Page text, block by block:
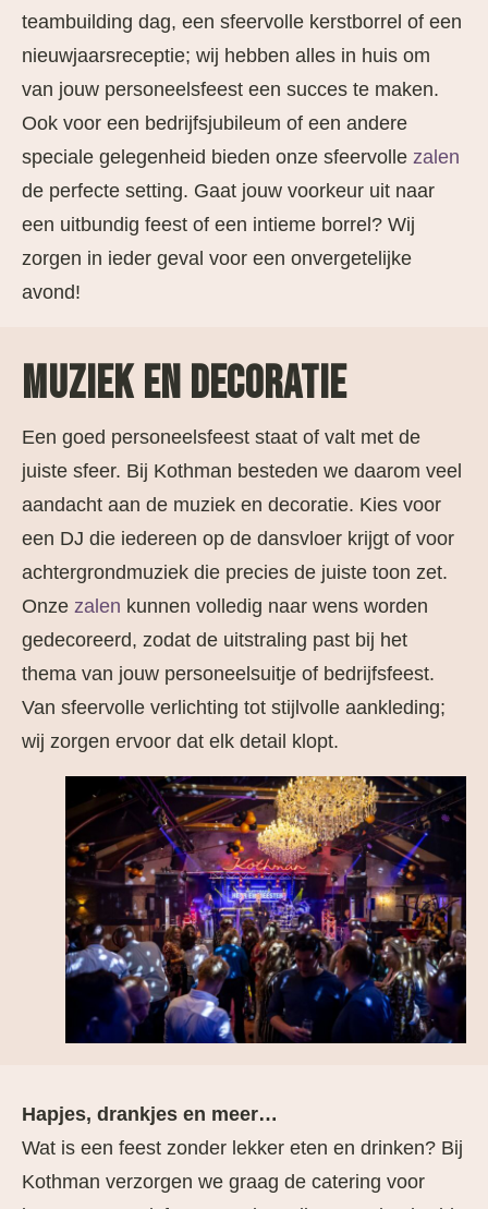
teambuilding dag, een sfeervolle kerstborrel of een
nieuwjaarsreceptie; wij hebben alles in huis om
van jouw personeelsfeest een succes te maken.
Ook voor een bedrijfsjubileum of een andere
speciale gelegenheid bieden onze sfeervolle zalen
de perfecte setting. Gaat jouw voorkeur uit naar
een uitbundig feest of een intieme borrel? Wij
zorgen in ieder geval voor een onvergetelijke
avond!
MUZIEK EN DECORATIE
Een goed personeelsfeest staat of valt met de
juiste sfeer. Bij Kothman besteden we daarom veel
aandacht aan de muziek en decoratie. Kies voor
een DJ die iedereen op de dansvloer krijgt of voor
achtergrondmuziek die precies de juiste toon zet.
Onze zalen kunnen volledig naar wens worden
gedecoreerd, zodat de uitstraling past bij het
thema van jouw personeelsuitje of bedrijfsfeest.
Van sfeervolle verlichting tot stijlvolle aankleding;
wij zorgen ervoor dat elk detail klopt.
Hapjes, drankjes en meer…
Wat is een feest zonder lekker eten en drinken? Bij
Kothman verzorgen we graag de catering voor